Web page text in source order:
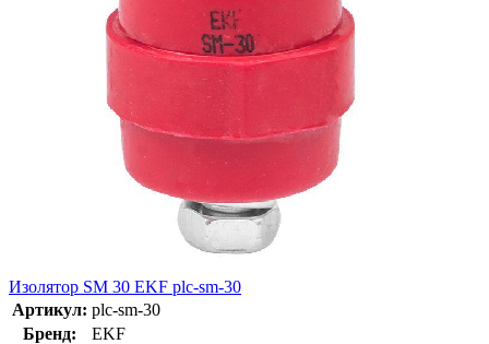
Изолятор SM 30 EKF plc-sm-30
Артикул: plc-sm-30
Бренд:
EKF